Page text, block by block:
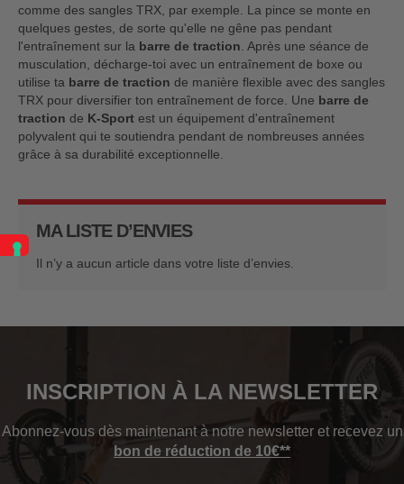
comme des sangles TRX, par exemple. La pince se monte en
quelques gestes, de sorte qu'elle ne gêne pas pendant
l'entraînement sur la barre de traction . Après une séance de
musculation, décharge-toi avec un entraînement de boxe ou
utilise ta barre de traction de manière flexible avec des sangles
TRX pour diversifier ton entraînement de force. Une barre de
traction de K-Sport est un équipement d'entraînement
polyvalent qui te soutiendra pendant de nombreuses années
grâce à sa durabilité exceptionnelle.
MA LISTE D’ENVIES
Il n’y a aucun article dans votre liste d’envies.
INSCRIPTION À LA NEWSLETTER
Abonnez-vous dès maintenant à notre newsletter et recevez un
bon de réduction de 10€**